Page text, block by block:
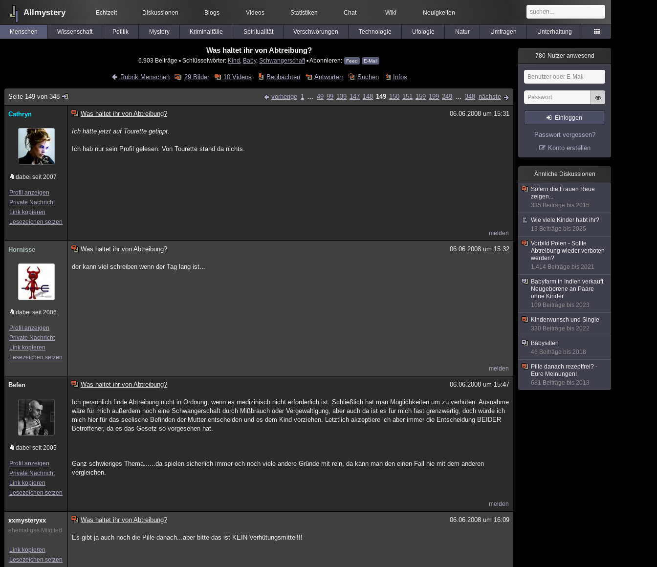
Allmystery Echtzeit Diskussionen Blogs Videos Statistiken Chat Wiki Neuigkeiten
Menschen Wissenschaft Politik Mystery Kriminalfälle Spiritualität Verschwörungen Technologie Ufologie Natur Umfragen Unterhaltung
Was haltet ihr von Abtreibung?
6.903 Beiträge ▪ Schlüsselwörter: Kind Baby, Schwangerschaft ▪ Abonnieren: Feed E-Mail
Rubrik Menschen 29 Bilder 10 Videos Beobachten Antworten Suchen Infos
Seite 149 von 348 vorherige 1 ... 49 99 139 147 148 149 150 151 159 199 249 ... 348 nächste
Cathryn
dabei seit 2007
Profil anzeigen
Private Nachricht
Link kopieren
Lesezeichen setzen
Was haltet ihr von Abtreibung? 06.06.2008 um 15:31
Ich hätte jetzt auf Tourette getippt.
Ich hab nur sein Profil gelesen. Von Tourette stand da nichts.
melden
Hornisse
dabei seit 2006
Profil anzeigen
Private Nachricht
Link kopieren
Lesezeichen setzen
Was haltet ihr von Abtreibung? 06.06.2008 um 15:32
der kann viel schreiben wenn der Tag lang ist...
melden
Befen
dabei seit 2005
Profil anzeigen
Private Nachricht
Link kopieren
Lesezeichen setzen
Was haltet ihr von Abtreibung? 06.06.2008 um 15:47
Ich persönlich finde Abtreibung nicht in Ordnung, wenn es medizinisch nicht erforderlich ist. Schließlich hat man Möglichkeiten um zu verhüten. Ausnahme
wäre für mich außerdem noch eine Schwangerschaft durch Mißbrauch oder Vergewaltigung, aber auch da ist es für mich fast grenzwertig, doch würde ich
mich hier für das seelische Befinden der Mutter entscheiden und es dem Kind vorziehen. Letztlich akzeptiere ich aber immer die Entscheidung BEIDER
Betroffener, da es das Gesetz so vorgesehen hat.
Ganz schwieriges Thema......da spielen sicherlich immer och noch viele andere Gründe mit rein, da kann man den einen Fall nie mit dem anderen
vergleichen.
melden
xxmysteryxx
ehemaliges Mitglied
Link kopieren
Lesezeichen setzen
Was haltet ihr von Abtreibung? 06.06.2008 um 16:09
Es gibt ja auch noch die Pille danach...aber bitte das ist KEIN Verhütungsmittel!!!
780 Nutzer anwesend
Einloggen
Passwort vergessen?
Konto erstellen
Ähnliche Diskussionen
Sofern die Frauen Reue
zeigen...
335 Beiträge bis 2015
Wie viele Kinder habt ihr?
13 Beiträge bis 2025
Vorbild Polen - Sollte
Abtreibung wieder verboten
werden?
1.414 Beiträge bis 2021
Babyfarm in Indien verkauft
Neugeborene an Paare
ohne Kinder
109 Beiträge bis 2023
Kinderwunsch und Single
330 Beiträge bis 2022
Babysitten
46 Beiträge bis 2018
Pille danach rezeptfrei? -
Eure Meinungen!
681 Beiträge bis 2013